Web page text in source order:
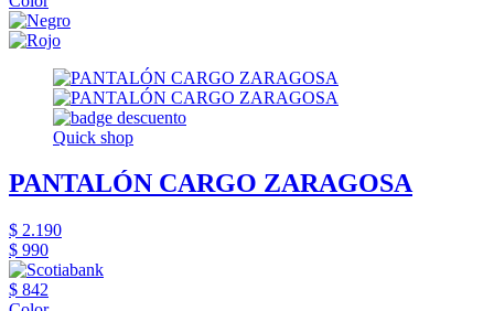
Quick shop
PANTALÓN CARGO ZARAGOSA
$ 2.190
$ 990
$ 842